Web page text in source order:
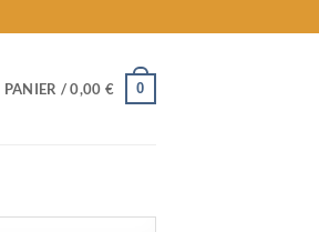
PANIER /0,00 € 0